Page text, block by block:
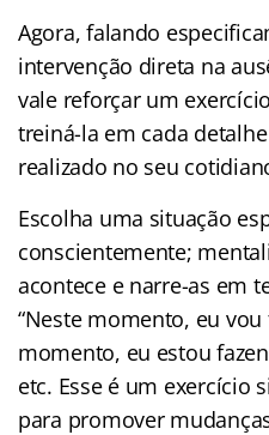
Agora, falando
intervenção direta na
vale reforçar um
treiná-la em cada
realizado no seu
Escolha uma situação
conscientemente;
acontece e narre-as em
“Neste momento, eu vou
momento, eu estou
etc. Esse é um exercício
para promover